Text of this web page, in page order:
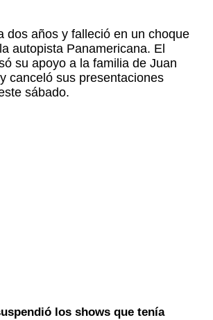
dos años y falleció en un choque
autopista Panamericana. El
su apoyo a la familia de Juan
canceló sus presentaciones
sábado.
los shows que tenía